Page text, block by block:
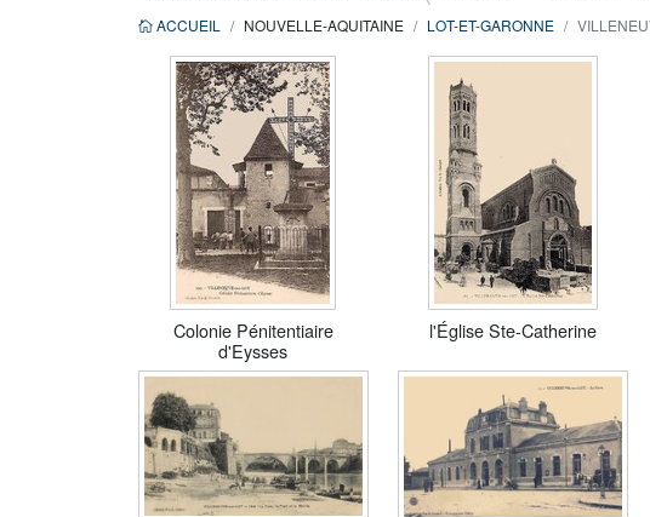
ACCUEIL NOUVELLE-AQUITAINE LOT-ET-GARONNE
Colonie Pénitentiaire
d'Eysses
l'Église Ste-Catherine